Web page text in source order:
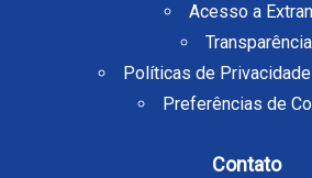
Acesso a
Transparência
Políticas de
Preferências de
Contato